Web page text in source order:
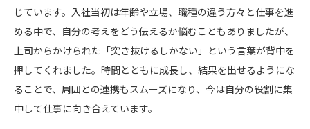
じています。入社当初は年齢や立場、職種の違う方々と仕事を進
める中で、自分の考えをどう伝えるか悩むこともありましたが、
上司からかけられた「突き抜けるしかない」という言葉が背中を
押してくれました。時間とともに成長し、結果を出せるようにな
ることで、周囲との連携もスムーズになり、今は自分の役割に集
中して仕事に向き合えています。